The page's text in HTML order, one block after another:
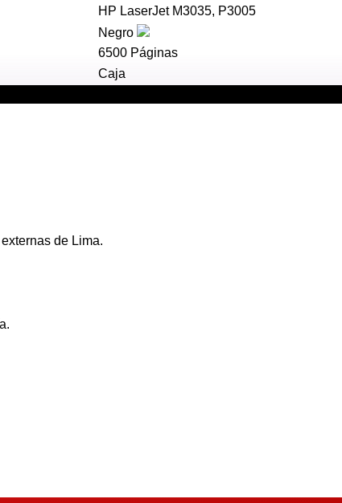
HP LaserJet M3035, P3005
Negro
6500 Páginas
Caja
de Lima.